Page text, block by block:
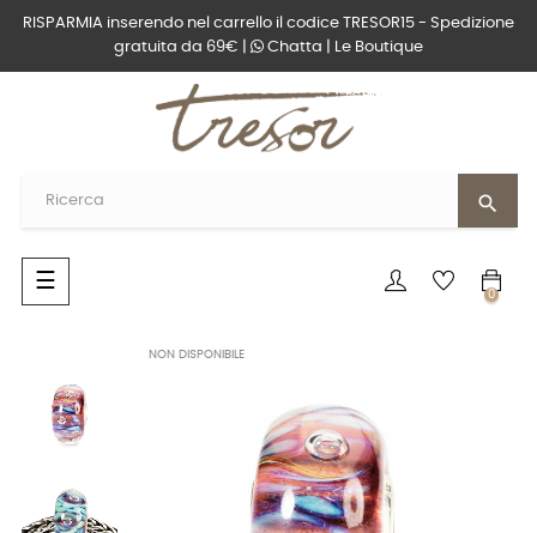
RISPARMIA inserendo nel carrello il codice TRESOR15 - Spedizione
gratuita da 69€ |
Chatta Le Boutique
search
navigazione
Toggle
☰
0
NON DISPONIBILE